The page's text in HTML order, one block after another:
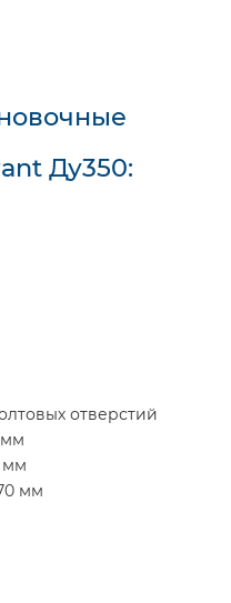
Ду350:
отверстий
мм
мм
мм